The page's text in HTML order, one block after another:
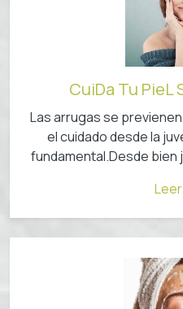
CuiDa Tu PieL
Las arrugas se
el cuidado desde la
fundamental.Desde bien